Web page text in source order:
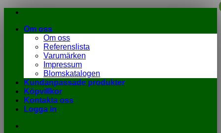
Skip
contentOm oss
Om oss
Referenslista
Varumärken
Impressum
Blomskatalogen
Kundanpassade produkter
Köpvillkor
Kontakta oss
Logga in